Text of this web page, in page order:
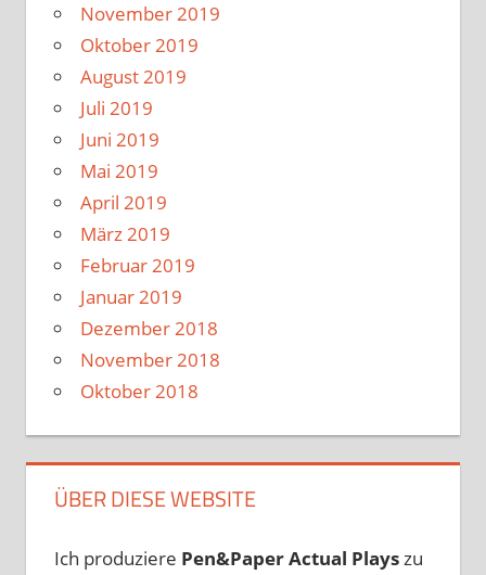
November 2019
Oktober 2019
August 2019
Juli 2019
Juni 2019
Mai 2019
April 2019
März 2019
Februar 2019
Januar 2019
Dezember 2018
November 2018
Oktober 2018
ÜBER DIESE WEBSITE
Ich produziere Pen&PaperActual Playszu